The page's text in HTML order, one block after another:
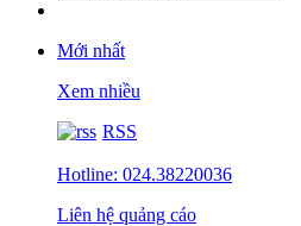
Mới nhất
Xem nhiều
RSS
Hotline: 024.38220036
Liên hệ quảng cáo